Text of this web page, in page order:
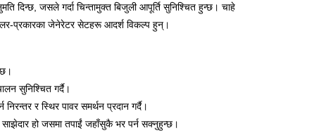
दिन्छ, जसले गर्दा चिन्तामुक्त बिजुली आपूर्ति सुनिश्चित हुन्छ। चाहे
प्रकारका जेनेरेटर सेटहरू आदर्श विकल्प हुन्।
सुनिश्चित गर्दै।
र स्थिर पावर समर्थन प्रदान गर्दै।
हो जसमा तपाईं जहाँसुकै भर पर्न सक्नुहुन्छ।